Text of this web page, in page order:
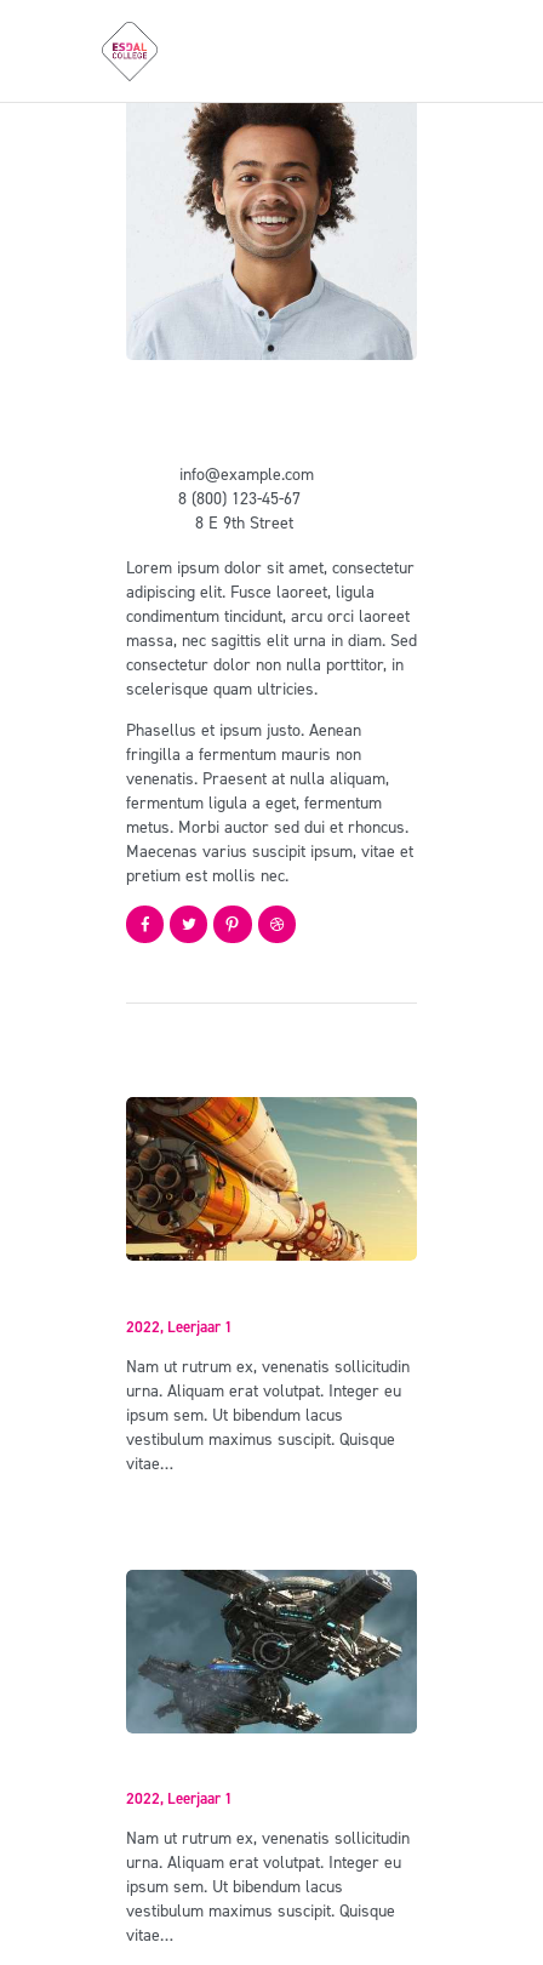
info@example.com
8 (800) 123-45-67
8 E 9th Street
Lorem ipsum dolor sit amet, consectetur
adipiscing elit. Fusce laoreet, ligula
condimentum tincidunt, arcu orci laoreet
massa, nec sagittis elit urna in diam. Sed
consectetur dolor non nulla porttitor, in
scelerisque quam ultricies.
Phasellus et ipsum justo. Aenean
fringilla a fermentum mauris non
venenatis. Praesent at nulla aliquam,
fermentum ligula a eget, fermentum
metus. Morbi auctor sed dui et rhoncus.
Maecenas varius suscipit ipsum, vitae et
pretium est mollis nec.
2022, Leerjaar 1
Nam ut rutrum ex, venenatis sollicitudin
urna. Aliquam erat volutpat. Integer eu
ipsum sem. Ut bibendum lacus
vestibulum maximus suscipit. Quisque
vitae…
2022, Leerjaar 1
Nam ut rutrum ex, venenatis sollicitudin
urna. Aliquam erat volutpat. Integer eu
ipsum sem. Ut bibendum lacus
vestibulum maximus suscipit. Quisque
vitae…